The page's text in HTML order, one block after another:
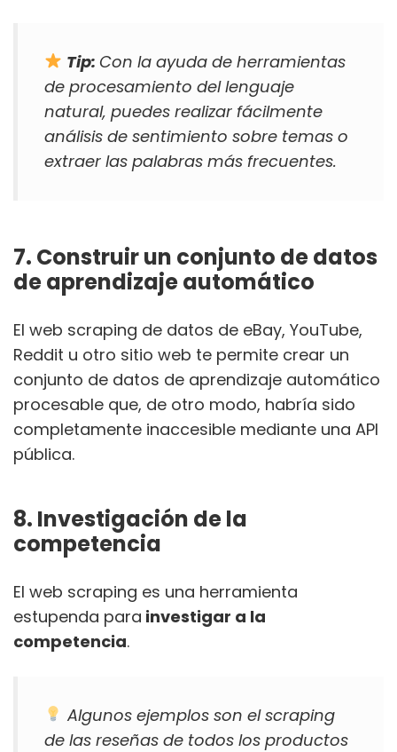
Tip: Con la ayuda de herramientas
de procesamiento del lenguaje
natural, puedes realizar fácilmente
análisis de sentimiento sobre temas o
extraer las palabras más frecuentes.
7. Construir un conjunto de datos
de aprendizaje automático
El web scraping de datos de eBay, YouTube,
Reddit u otro sitio web te permite crear un
conjunto de datos de aprendizaje automático
procesable que, de otro modo, habría sido
completamente inaccesible mediante una API
pública.
8. Investigación de la
competencia
El web scraping es una herramienta
estupenda para investigar a la
competencia.
Algunos ejemplos son el scraping
de las reseñas de todos los productos